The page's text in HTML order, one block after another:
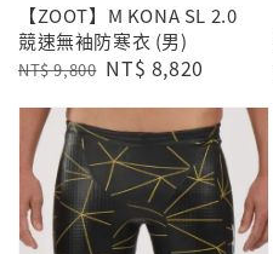
【ZOOT】M KONA SL 2.0
競速無袖防寒衣 (男)
Regular
NT$ 9,800 Sale
NT$ 8,820